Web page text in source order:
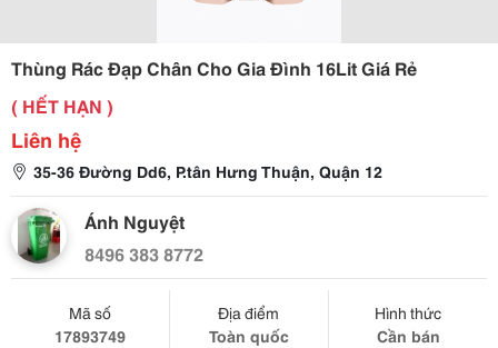
Thùng Rác Đạp Chân Cho Gia Đình 16Lit Giá Rẻ
( HẾT HẠN )
Liên hệ
35-36 Đường Dd6, P.tân Hưng Thuận, Quận 12
Ánh Nguyệt
8496 383 8772
Mã số
17893749
Địa điểm
Toàn quốc
Hình thức
Cần bán